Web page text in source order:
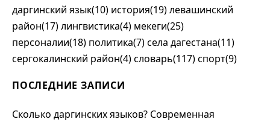
даргинский язык(10) история(19)левашинский
район(17)лингвистика(4) мекеги(25)
персоналии(18) политика(7)села дагестана(11)
сергокалинский район(4)словарь(117)спорт(9)
ПОСЛЕДНИЕ ЗАПИСИ
Сколько даргинских языков? Современная